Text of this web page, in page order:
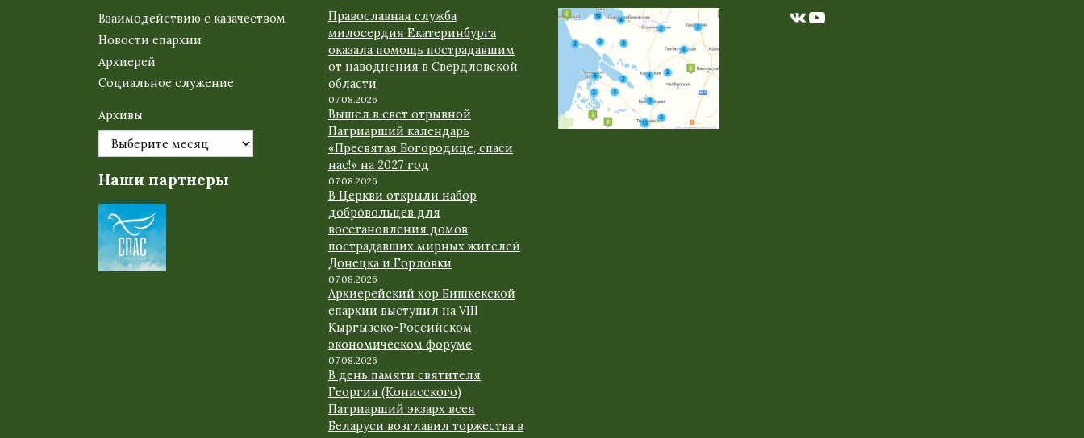
Взаимодействию с казачеством
Новости епархии
Архиерей
Социальное служение
Архивы
Наши партнеры
Православная служба
милосердия Екатеринбурга
оказала помощь пострадавшим
от наводнения в Свердловской
области
07.08.2026
Вышел в свет отрывной
Патриарший календарь
«Пресвятая Богородице, спаси
нас!» на 2027 год
07.08.2026
В Церкви открыли набор
добровольцев для
восстановления домов
пострадавших мирных жителей
Донецка и Горловки
07.08.2026
Архиерейский хор Бишкекской
епархии выступил на VIII
Кыргызско-Российском
экономическом форуме
07.08.2026
В день памяти святителя
Георгия (Конисского)
Патриарший экзарх всея
Беларуси возглавил торжества в
ВКонтакте
YouTube